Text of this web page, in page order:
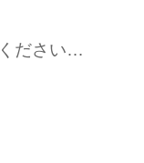
ださい…